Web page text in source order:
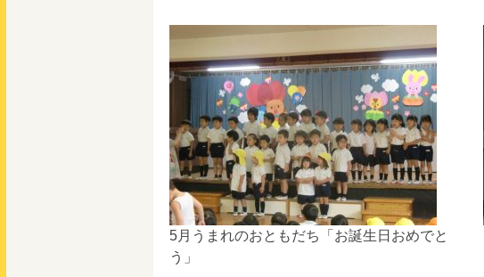
5月うまれのおともだち「お誕生日おめでと
う」